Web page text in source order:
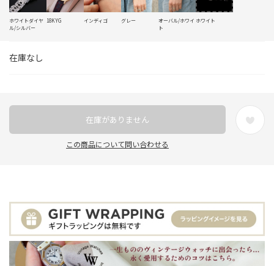
在庫なし
ホワイトダイヤ
ル/シルバー
18KYG インディゴ グレー
オーバル/ホワイ
ト
ホワイト
在庫がありません
この商品について問い合わせる